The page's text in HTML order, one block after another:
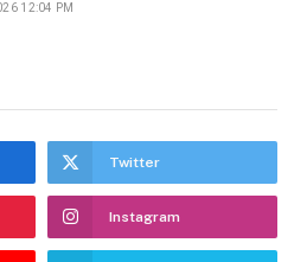
12:04 PM
Twitter
Instagram